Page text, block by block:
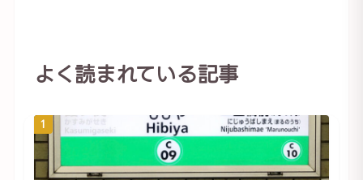
よく読まれている記事
1